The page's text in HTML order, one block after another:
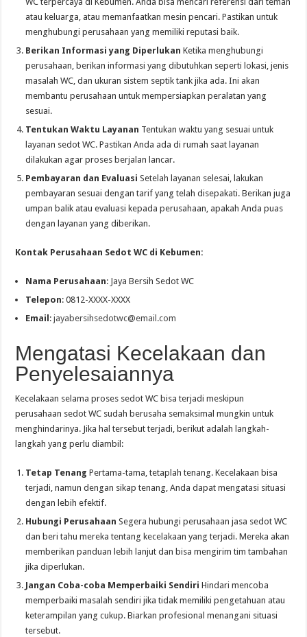
atau keluarga, atau memanfaatkan mesin pencari. Pastikan untuk
menghubungi perusahaan yang memiliki reputasi baik.
Berikan Informasi yang Diperlukan Ketika menghubungi
perusahaan, berikan informasi yang dibutuhkan seperti lokasi, jenis
masalah WC, dan ukuran sistem septik tank jika ada. Ini akan
membantu perusahaan untuk mempersiapkan peralatan yang
sesuai.
Tentukan Waktu Layanan Tentukan waktu yang sesuai untuk
layanan sedot WC. Pastikan Anda ada di rumah saat layanan
dilakukan agar proses berjalan lancar.
Pembayaran dan Evaluasi Setelah layanan selesai, lakukan
pembayaran sesuai dengan tarif yang telah disepakati. Berikan juga
umpan balik atau evaluasi kepada perusahaan, apakah Anda puas
dengan layanan yang diberikan.
Kontak Perusahaan Sedot WC di Kebumen:
Nama Perusahaan: Jaya Bersih Sedot WC
Telepon: 0812-XXXX-XXXX
Email :jayabersihsedotwc@email.com
Mengatasi Kecelakaan dan
Penyelesaiannya
Kecelakaan selama proses sedot WC bisa terjadi meskipun
perusahaan sedot WC sudah berusaha semaksimal mungkin untuk
menghindarinya. Jika hal tersebut terjadi, berikut adalah langkah-
langkah yang perlu diambil:
Tetap Tenang Pertama-tama, tetaplah tenang. Kecelakaan bisa
terjadi, namun dengan sikap tenang, Anda dapat mengatasi situasi
dengan lebih efektif.
Hubungi Perusahaan Segera hubungi perusahaan jasa sedot WC
dan beri tahu mereka tentang kecelakaan yang terjadi. Mereka akan
memberikan panduan lebih lanjut dan bisa mengirim tim tambahan
jika diperlukan.
Jangan Coba-coba Memperbaiki Sendiri Hindari mencoba
memperbaiki masalah sendiri jika tidak memiliki pengetahuan atau
keterampilan yang cukup. Biarkan profesional menangani situasi
tersebut.